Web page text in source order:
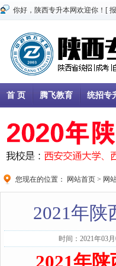
你好，陕西专升本网欢迎你！[
首 页 腾飞教育 统招专
您现在的位置： 网站首页 > 网
2021年陕
时间：2021年03
2021年陕